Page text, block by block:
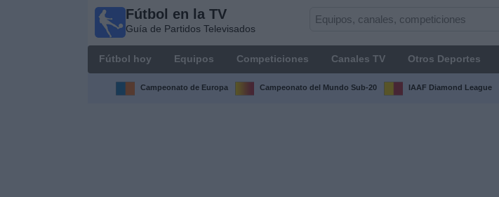
Fútbol en la TV
Guía de Partidos Televisados
Fútbol hoy Equipos Competiciones Canales TV Otros Deportes
Campeonato de Europa Campeonato del Mundo Sub-20 IAAF Diamond League